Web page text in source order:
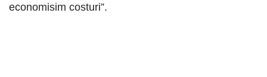
economisim costuri”.